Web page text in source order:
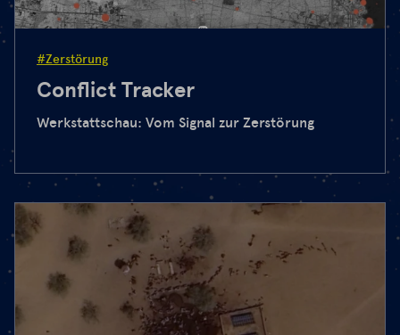
#Zerstörung
Conflict Tracker
Werkstattschau: Vom Signal zur Zerstörung